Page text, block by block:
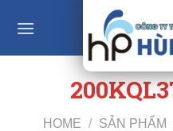
HOME / SẢN PHẨM